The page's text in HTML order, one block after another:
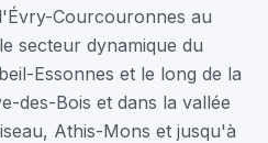
Courcouronnes au
secteur dynamique du
Essonnes et le long de la
des-Bois et dans la vallée
Athis-Mons et jusqu'à